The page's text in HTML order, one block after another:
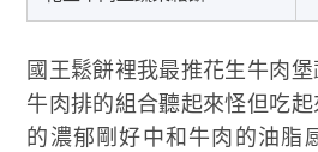
國王鬆餅裡我最推花生牛肉
牛肉排的組合聽起來怪但吃
的濃郁剛好中和牛肉的油脂